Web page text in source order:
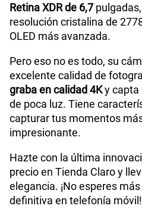
Procesador
Bluetooth
Retina XDR de 6,7
resolución cristalina de
OLED más avanzada.
Pero eso no es todo, su
excelente calidad de
graba en calidad 4Ky capta
de poca luz. Tiene
capturar tus momentos
impresionante.
Hazte con la última
precio en Tienda Claro y
elegancia. ¡No esperes
definitiva en telefonía móvil!